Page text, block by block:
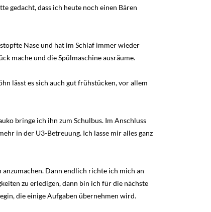
gedacht, dass ich heute noch einen Bären
Nase und hat im Schlaf immer wieder
mache und die Spülmaschine ausräume.
lässt es sich auch gut frühstücken, vor allem
bringe ich ihn zum Schulbus. Im Anschluss
in der U3-Betreuung. Ich lasse mir alles ganz
Dann endlich richte ich mich an
zu erledigen, dann bin ich für die nächste
die einige Aufgaben übernehmen wird.